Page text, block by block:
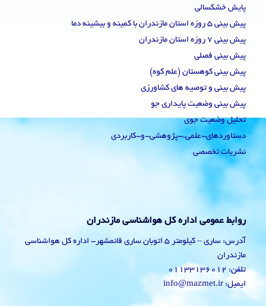
پایش خشکسالی
پیش بینی 5 روزه استان مازندران با کمینه و بیشینه دما
پیش بینی 7 روزه استان مازندران
پیش بینی فصلی
پیش بینی کوهستان (علم کوه)
پیش بینی و توصیه های کشاورزی
پیش بینی وضعیت پایداری جو
تحلیل وضعیت جوی
دستاوردهای-علمی،-پژوهشی-و-کاربردی
نشریات تخصصی
روابط عمومی اداره کل هواشناسی مازندران
آدرس: ساری – کیلومتر 5 اتوبان ساری قائمشهر- اداره کل هواشناسی
مازندران
تلفن: 01133136012
ایمیل: info@mazmet.ir